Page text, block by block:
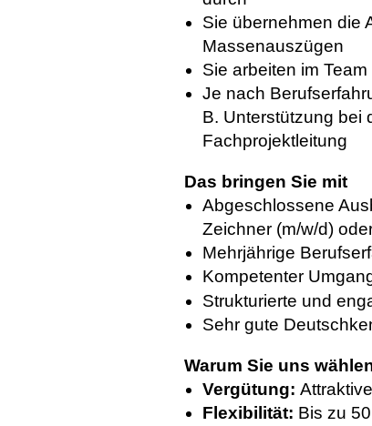
Sie übernehmen die
Massenauszügen
Sie arbeiten im
Je nach
B. Unterstützung bei
Fachprojektleitung
Das bringen Sie mit
Abgeschlossene
Zeichner (m/w/d)
Mehrjährige
Kompetenter
Strukturierte und
Sehr gute
Warum Sie uns
Vergütung:
Flexibilität: Bis zu